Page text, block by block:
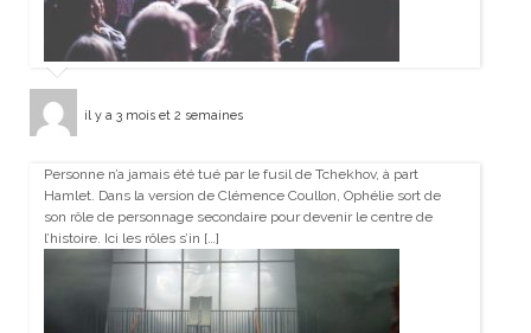
il y a 3 mois et 2 semaines
Personne n’a jamais été tué par le fusil de Tchekhov, à part
Hamlet. Dans la version de Clémence Coullon, Ophélie sort de
son rôle de personnage secondaire pour devenir le centre de
l’histoire. Ici les rôles s’in […]